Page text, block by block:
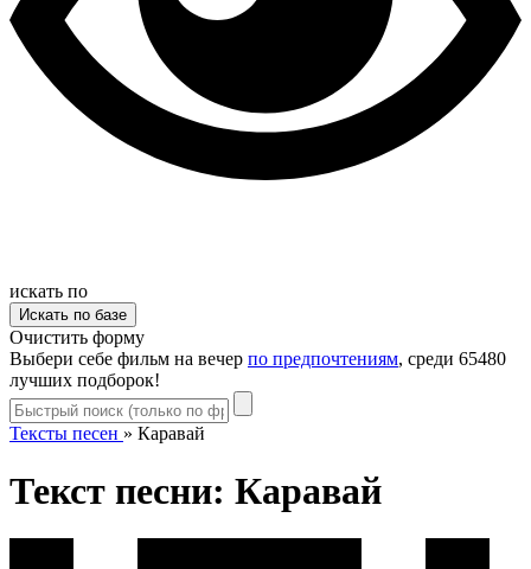
искать по
Очистить форму
Выбери себе фильм на вечер по предпочтениям, среди 65480
лучших подборок!
Тексты песен » Каравай
Текст песни: Каравай